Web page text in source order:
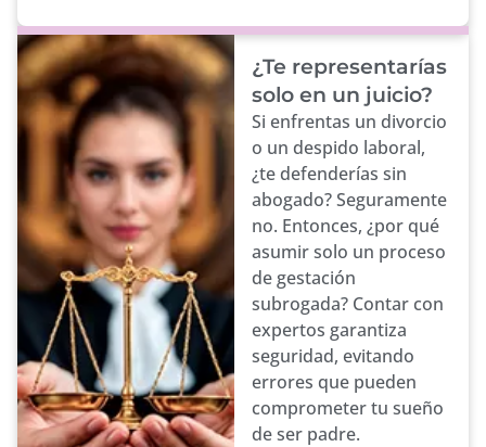
¿Te representarías
solo en un juicio?
Si enfrentas un divorcio
o un despido laboral,
¿te defenderías sin
abogado? Seguramente
no. Entonces, ¿por qué
asumir solo un proceso
de gestación
subrogada? Contar con
expertos garantiza
seguridad, evitando
errores que pueden
comprometer tu sueño
de ser padre.